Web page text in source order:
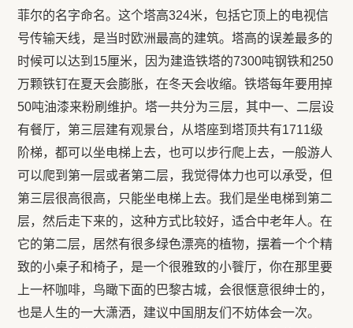
菲尔的名字命名。这个塔高324米，包括它顶上的电视信
号传输天线，是当时欧洲最高的建筑。塔高的误差最多的
时候可以达到15厘米，因为建造铁塔的7300吨钢铁和250
万颗铁钉在夏天会膨胀，在冬天会收缩。铁塔每年要用掉
50吨油漆来粉刷维护。塔一共分为三层，其中一、二层设
有餐厅，第三层建有观景台，从塔座到塔顶共有1711级
阶梯，都可以坐电梯上去，也可以步行爬上去，一般游人
可以爬到第一层或者第二层，我觉得体力也可以承受，但
第三层很高很高，只能坐电梯上去。我们是坐电梯到第二
层，然后走下来的，这种方式比较好，适合中老年人。在
它的第二层，居然有很多绿色漂亮的植物，摆着一个个精
致的小桌子和椅子，是一个很雅致的小餮厅，你在那里要
上一杯咖啡，鸟瞰下面的巴黎古城，会很惬意很绅士的，
也是人生的一大潇洒，建议中国朋友们不妨体会一次。